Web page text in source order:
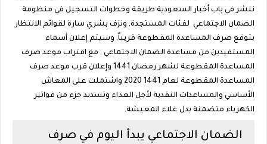
ننشر في باب أخبار السعودية طريقة وخطوات التسجيل في منظومة
الضمان الاجتماعي لفئات المستجدة, ونزف بشري سارة لقوائم الانتظار
بتوقع صرف المساعدة المقطوعة قريباً, وسيتم إعلان أسماء
المستفيدين من مساعدة الضمان الاجتماعي , مع اقتراب موعد صرف
المساعدة المقطوعة لشهر رمضان 1441 وإعلان قرب موعد صرف
المساعدة المقطوعة لعام 1441 2020 واشتملت على المعاش
الأساسي والمساعدات النقدية لأجل الغذاء وتسديد جزء من فواتير
الكهرباء متضمنة بدل غلاء المعيشة.
الضمان الاجتماعي يبدأ اليوم في صرف